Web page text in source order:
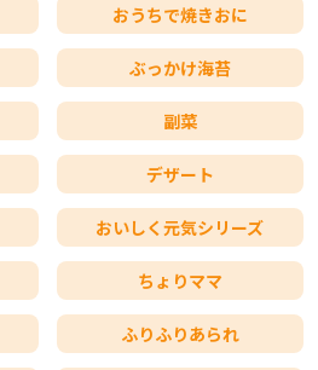
おうちで焼きおに
ぶっかけ海苔
副菜
デザート
おいしく元気シリーズ
ちょりママ
ふりふりあられ